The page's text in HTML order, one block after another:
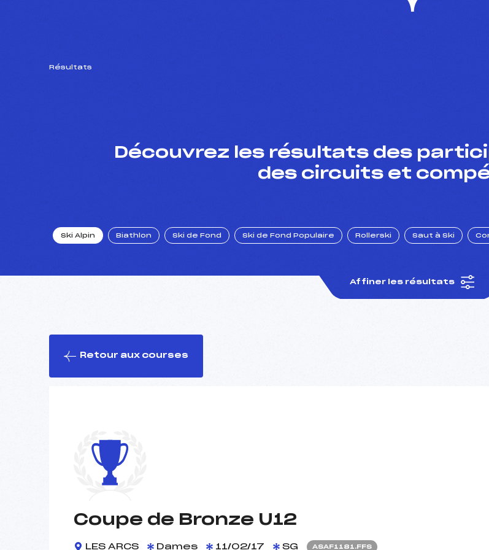
Résultats
Découvrez les résultats des
des circuits et
Ski Alpin Biathlon Ski de Fond Ski de Fond Populaire Rollerski Saut à Ski
Affiner les résultats
Retour aux courses
Coupe de Bronze U12
LES ARCS Dames 11/02/17 SG ASAF1181.FFS